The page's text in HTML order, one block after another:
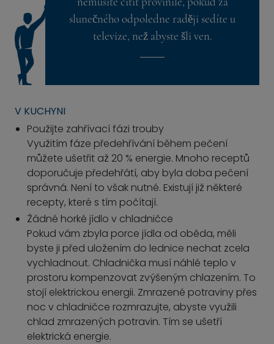
slunečného odpoledne raději sedíte u
televize, než abyste šli ven.
V KUCHYNI
Použijte zahřívací fázi trouby
Využitím fáze předehřívání během pečení
můžete ušetřit až 20 % energie. Mnoho receptů
doporučuje předehřátí, aby byla doba pečení
správná. Není to však nutné. Existují již některé
recepty, které s tím počítají.
Žádné horké jídlo v chladničce
Pokud vám zbyla porce jídla od oběda, měli
byste ji před uložením do lednice nechat zcela
vychladnout. Chladnička musí náhlé teplo v
prostoru kompenzovat zvýšeným chlazením. To
stojí elektrickou energii. Zmrazené potraviny přes
noc v chladničce rozmrazujte, abyste využili
chlad zmrazených potravin. Tím se ušetří
elektrická energie.